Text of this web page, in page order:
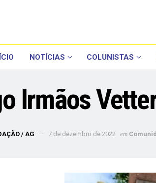
NOTÍCIAS COLUNISTAS
Irmãos
/ AG 7 de dezembro de 2022 em